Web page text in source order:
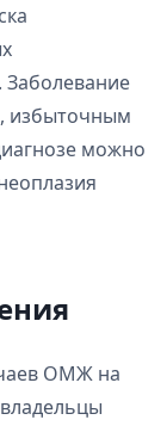
Заболевание
избыточным
можно
ОМЖ на